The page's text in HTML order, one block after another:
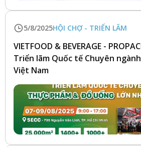
5/8/2025HỘI CHỢ - TRIỂN LÃM
VIETFOOD & BEVERAGE -
Triển lãm Quốc tế Chuyên
Việt Nam